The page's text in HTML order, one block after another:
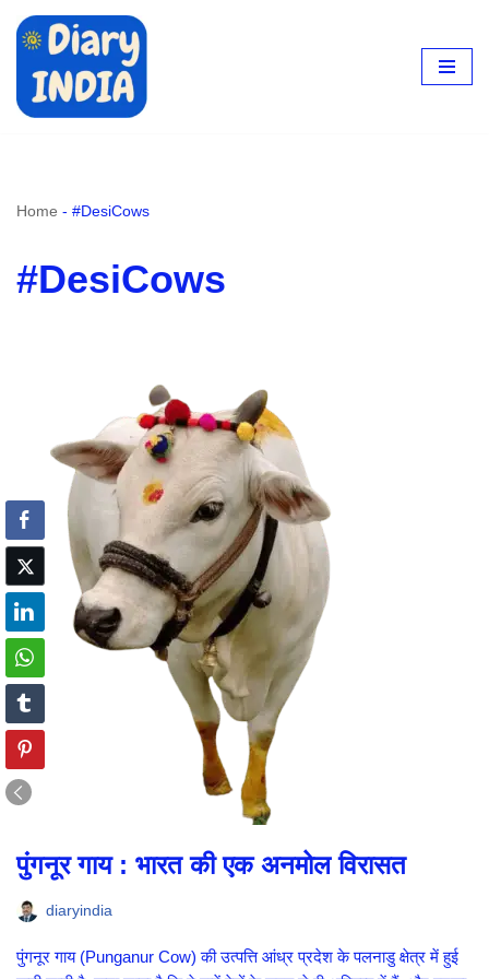
content
Home - #DesiCows
#DesiCows
पुंगनूर गाय : भारत की एक अनमोल विरासत
diaryindia
पुंगनूर गाय (Punganur Cow) की उत्पत्ति आंध्र प्रदेश के पलनाडु क्षेत्र में हुई